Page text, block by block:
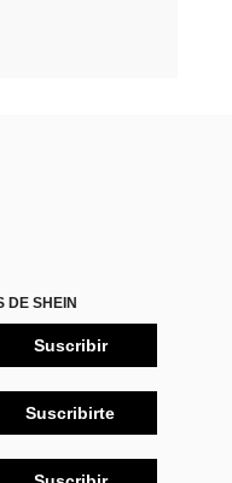
DE SHEIN
Suscribir
Suscribirte